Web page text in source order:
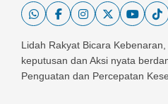
Lidah Rakyat Bicara
keputusan dan Aksi nyata
Penguatan dan Percepatan